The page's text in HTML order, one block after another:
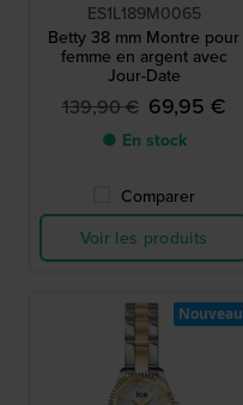
ES1L189M0065
Betty 38 mm Montre pour
femme en argent avec
Jour-Date
139,90 € 69,95 €
● En stock
Comparer
Voir les produits
Nouveau